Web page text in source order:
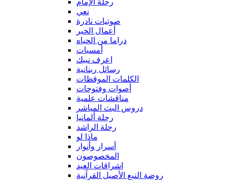
رحلة الإمام
نعي
صوتيات نادرة
أعمال الخير
دراما من الحياه
أمسيات
اعرف نبيك
رسائل ربنانية
الكلمات الموقظات
أصوات وفتوحات
مناقشات علمية
دروس البث المباشر
رحلة ألمانيا
رحلة الراشد
ماذا لو
أسرار وأنوار
المخصوصون
اشراقات العيد
روضة النبع الأصيل القرآنية